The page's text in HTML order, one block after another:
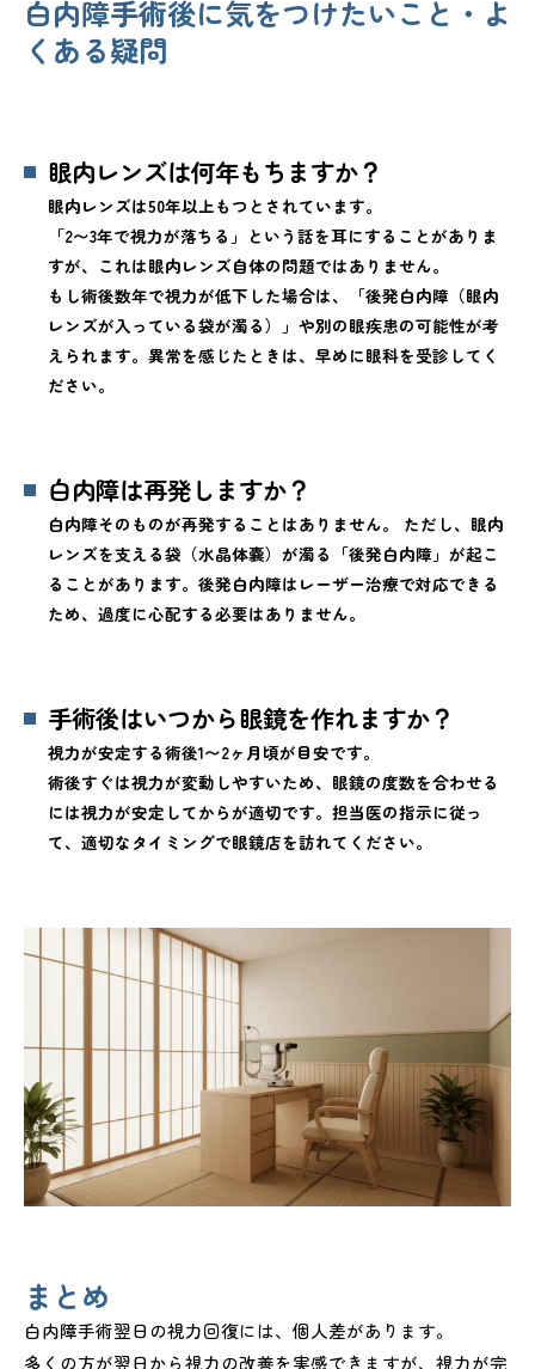
白内障手術後に気をつけたいこと・よ
くある疑問
眼内レンズは何年もちますか？
眼内レンズは50年以上もつとされています。
「2〜3年で視力が落ちる」という話を耳にすることがありま
すが、これは眼内レンズ自体の問題ではありません。
もし術後数年で視力が低下した場合は、「後発白内障（眼内
レンズが入っている袋が濁る）」や別の眼疾患の可能性が考
えられます。異常を感じたときは、早めに眼科を受診してく
ださい。
白内障は再発しますか？
白内障そのものが再発することはありません。 ただし、眼内
レンズを支える袋（水晶体嚢）が濁る「後発白内障」が起こ
ることがあります。後発白内障はレーザー治療で対応できる
ため、過度に心配する必要はありません。
手術後はいつから眼鏡を作れますか？
視力が安定する術後1〜2ヶ月頃が目安です。
術後すぐは視力が変動しやすいため、眼鏡の度数を合わせる
には視力が安定してからが適切です。担当医の指示に従っ
て、適切なタイミングで眼鏡店を訪れてください。
まとめ
白内障手術翌日の視力回復には、個人差があります。
多くの方が翌日から視力の改善を実感できますが、視力が完